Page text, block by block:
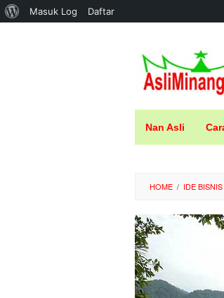
Tentang
Masuk Log Daftar
konten
Nan Asli
HOME / IDE BISNIS